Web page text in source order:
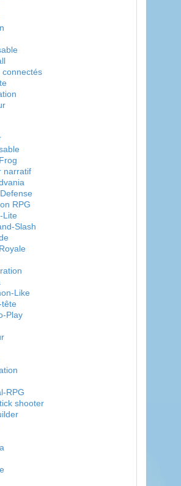
connectés
narratif
RPG
Lite
Slash
Like
Play
RPG
shooter